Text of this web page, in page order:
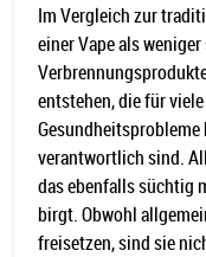
Im Vergleich zur
einer Vape als
entstehen, die für
Gesundheitsprobleme
verantwortlich sind.
das ebenfalls süchtig
birgt. Obwohl
freisetzen, sind sie